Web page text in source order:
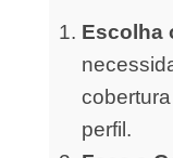
Escolha
perfil.